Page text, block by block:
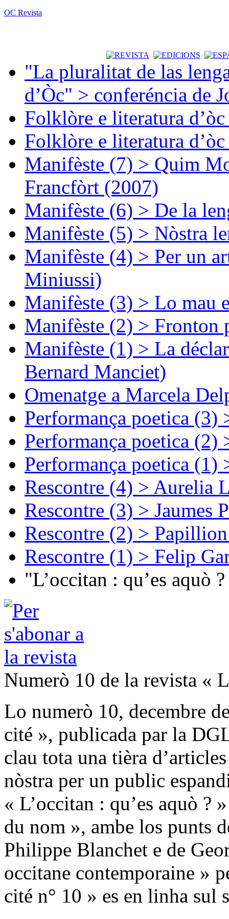
OC Revista
"La pluralitat de las
d’Òc" > conferéncia de
Folklòre e literatura
Folklòre e literatura
Manifèste (7) > Quim
Francfòrt (2007)
Manifèste (6) > De la
Manifèste (5) > Nòstra
Manifèste (4) > Per un
Miniussi)
Manifèste (3) > Lo mau
Manifèste (2) > Fronton
Manifèste (1) > La
Bernard Manciet)
Omenatge a Marcela
Performança poetica (3)
Performança poetica (2)
Performança poetica (1)
Rescontre (4) > Aurelia
Rescontre (3) > Jaumes
Rescontre (2) >
Rescontre (1) > Felip
"L’occitan : qu’es aquò
Numerò 10 de la revista «
Lo numerò 10, decembre
cité », publicada par la
clau tota una tièra
nòstra per un public
« L’occitan : qu’es aquò ?
du nom », ambe los punts
Philippe Blanchet e de
occitane contemporaine »
cité n° 10 » es en linha